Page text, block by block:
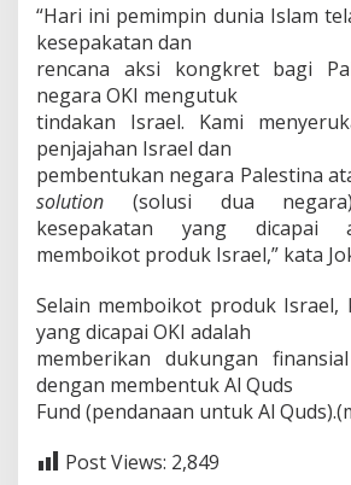
“Hari ini pemimpin dunia Islam
kesepakatan dan
rencana aksi kongkret bagi
negara OKI mengutuk
tindakan Israel. Kami
penjajahan Israel dan
pembentukan negara Palestina
solution (solusi dua
kesepakatan yang dicapai
memboikot produk Israel,” kata
Selain memboikot produk Israel,
yang dicapai OKI adalah
memberikan dukungan
dengan membentuk Al Quds
Fund (pendanaan untuk Al
Post Views: 2,849